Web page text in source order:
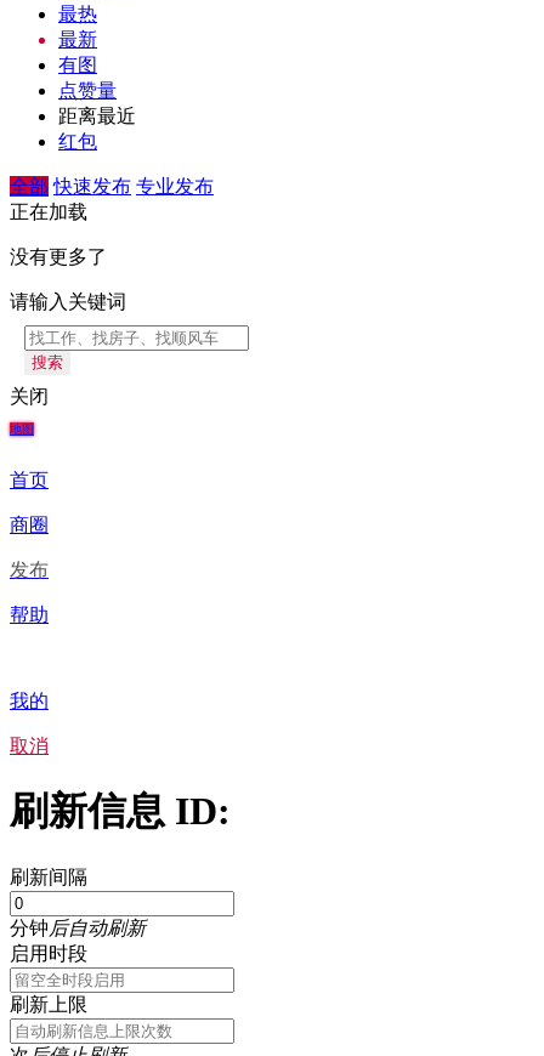
最热
最新
有图
点赞量
距离最近
红包
全部 快速发布 专业发布
正在加载
没有更多了
请输入关键词
搜索
关闭
地图
首页
商圈
发布
帮助
我的
取消
刷新信息 ID:
刷新间隔
分钟后自动刷新
启用时段
刷新上限